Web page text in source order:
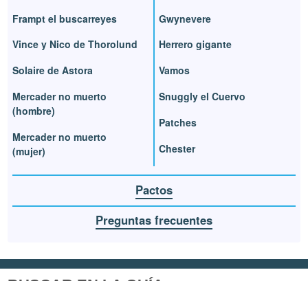
Frampt el buscarreyes
Vince y Nico de Thorolund
Solaire de Astora
Mercader no muerto
(hombre)
Mercader no muerto
(mujer)
Gwynevere
Herrero gigante
Vamos
Snuggly el Cuervo
Patches
Chester
Pactos
Preguntas frecuentes